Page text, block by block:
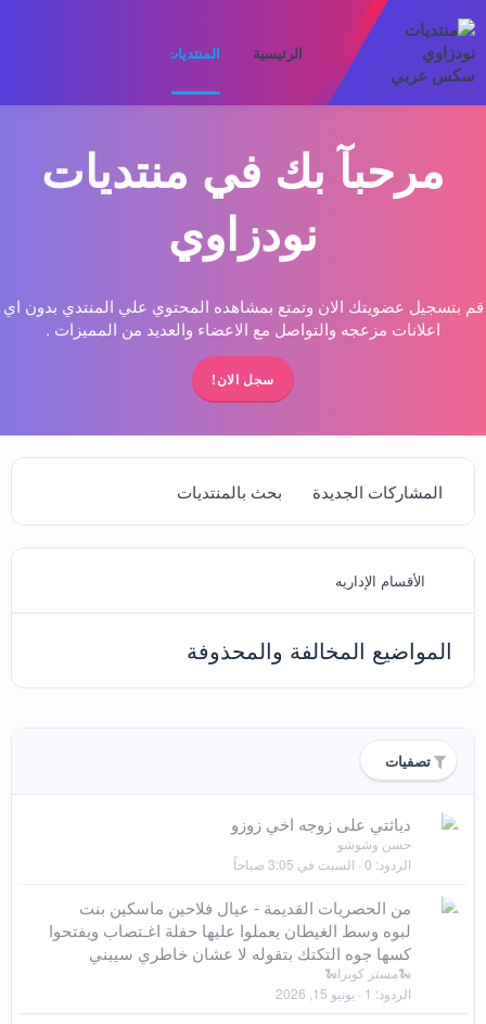
الرئيسية المنتديات
مرحبآ بك في منتديات
نودزاوي
قم بتسجيل عضويتك الان وتمتع بمشاهده المحتوي علي المنتدي بدون اي
اعلانات مزعجه والتواصل مع الاعضاء والعديد من المميزات .
سجل الان!
المشاركات الجديدة بحث بالمنتديات
الأقسام الإداريه
المواضيع المخالفة والمحذوفة
تصفيات
دياثتي على زوجه اخي زوزو
حسن وشوشو
الردود 0 السبت في 3:05 صباحاً
من الحصريات القديمة - عيال فلاحين ماسكين بنت
لبوه وسط الغيطان يعملوا عليها حفلة اغـتصاب ويفتحوا
كسها جوه التكتك بتقوله لا عشان خاطري سيبني
🐍مستر كوبرا🐍
الردود
1 يونيو 15, 2026